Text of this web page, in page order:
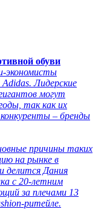
обуви
экономисты
Лидерские
могут
так как их
– бренды
причины таких
на рынке в
делится Дания
с 20-летним
за плечами 13
ритейле.